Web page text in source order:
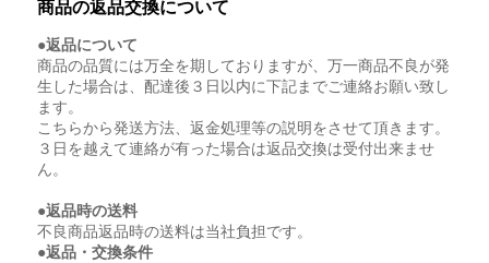
商品の返品交換について
●返品について
商品の品質には万全を期しておりますが、万一商品不良が発
生した場合は、配達後３日以内に下記までご連絡お願い致し
ます。
こちらから発送方法、返金処理等の説明をさせて頂きます。
３日を越えて連絡が有った場合は返品交換は受付出来ませ
ん。
●返品時の送料
不良商品返品時の送料は当社負担です。
●返品・交換条件